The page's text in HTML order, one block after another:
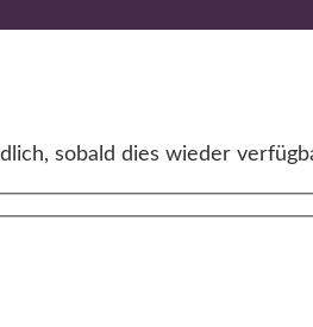
sobald dies wieder